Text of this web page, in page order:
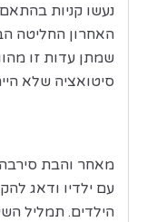
נעשו קניות
האחרון החליטה
שמתן עדות זו
סיטואציה שלא
מאחר והבת
עם ילדיו ודאג
הילדים. תמליל